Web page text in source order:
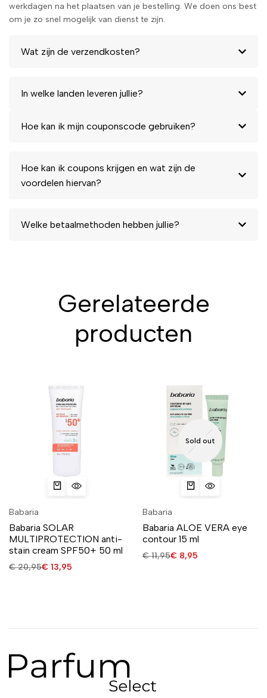
werkdagen na het plaatsen van je bestelling. We doen ons best
om je zo snel mogelijk van dienst te zijn.
Wat zijn de verzendkosten?
In welke landen leveren jullie?
Hoe kan ik mijn couponscode gebruiken?
Hoe kan ik coupons krijgen en wat zijn de
voordelen hiervan?
Welke betaalmethoden hebben jullie?
Gerelateerde
producten
Babaria
Babaria SOLAR
MULTIPROTECTION anti-
stain cream SPF50+ 50 ml
€20,95€ 13,95
Sold out
Babaria
Babaria ALOE VERA eye
contour 15 ml
€11,95€ 8,95